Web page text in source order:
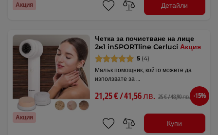
Акция
Детайли
Акция
Четка за почистване на лице
2в1 inSPORTline CerluciАкция
5 (4)
Малък помощник, който можете да
използвате за …
21,25 € / 41,56 лв. 25 € / 48,90 лв. -15%
Купи